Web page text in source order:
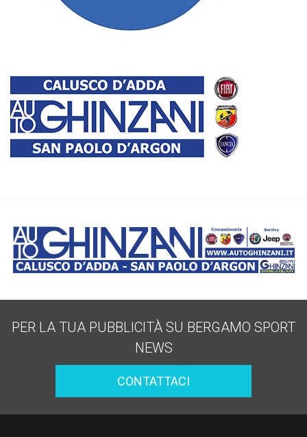
PER LA TUA PUBBLICITÀ SU BERGAMO SPORT
NEWS
CONTATTACI